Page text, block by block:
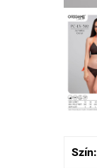
Szín: